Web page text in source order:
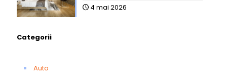
4 mai 2026
Categorii
Auto